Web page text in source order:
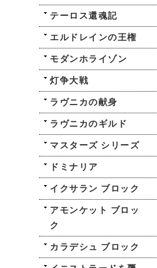
テーロス還魂記
エルドレインの王権
モダンホライゾン
灯争大戦
ラヴニカの献身
ラヴニカのギルド
マスターズ シリーズ
ドミナリア
イクサラン ブロック
アモンケット ブロッ
ク
カラデシュ ブロック